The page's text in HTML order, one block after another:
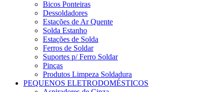
Bicos Ponteiras
Dessoldadores
Estações de Ar Quente
Solda Estanho
Estações de Solda
Ferros de Soldar
Suportes p/ Ferro Soldar
Pinças
Produtos Limpeza Soldadura
PEQUENOS ELETRODOMÉSTICOS